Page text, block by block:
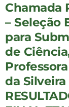
Chamada
– Seleção
para
de
da Silveira